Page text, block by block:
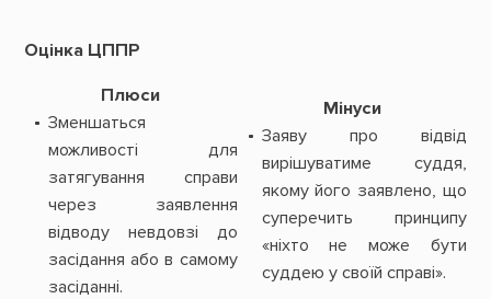
Оцінка ЦППР
Плюси
Зменшаться
можливості для
затягування справи
через заявлення
відводу невдовзі до
засідання або в самому
засіданні.
Мінуси
Заяву про відвід
вирішуватиме суддя,
якому його заявлено, що
суперечить принципу
«ніхто не може бути
суддею у своїй справі».